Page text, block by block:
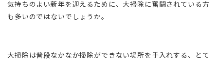
気持ちのよい新年を迎えるために、大掃除に奮闘されている方
も多いのではないでしょうか。
大掃除は普段なかなか掃除ができない場所を手入れする、とて